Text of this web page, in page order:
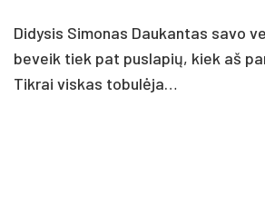
Didysis Simonas Daukantas savo
beveik tiek pat puslapių, kiek aš
Tikrai viskas tobulėja…